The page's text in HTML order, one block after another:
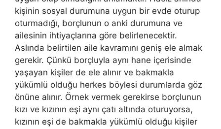
kişinin sosyal durumuna uygun bir evde oturup
oturmadığı, borçlunun o anki durumuna ve
ailesinin ihtiyaçlarına göre belirlenecektir.
Aslında belirtilen aile kavramını geniş ele almak
gerekir. Çünkü borçluyla aynı hane içerisinde
yaşayan kişiler de ele alınır ve bakmakla
yükümlü olduğu herkes böylesi durumlarda göz
önüne alınır. Örnek vermek gerekirse borçlunun
kızı ve kızının eşi aynı çatı altında oturuyorsa,
kızının eşi de bakmakla yükümlü olduğu kişiler